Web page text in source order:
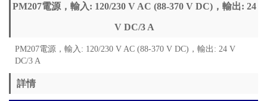
PM207電源，輸入: 120/230 V AC (88-370 V DC)，輸出: 24
V DC/3 A
PM207電源，輸入: 120/230 V AC (88-370 V DC)，輸出: 24 V
DC/3 A
詳情